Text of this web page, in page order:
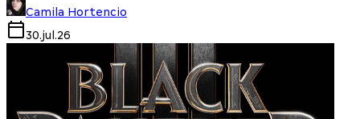
Camila Hortencio
30.jul.26